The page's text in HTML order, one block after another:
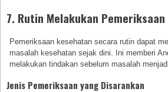
7. Rutin Melakukan
Pemeriksaan kesehatan secara rutin dapat
masalah kesehatan sejak dini. Ini memberi
melakukan tindakan sebelum masalah
Jenis Pemeriksaan yang Disarankan